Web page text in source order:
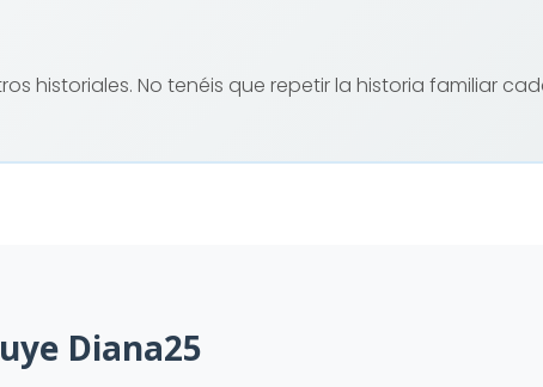
historiales. No tenéis que repetir la historia familiar
Diana25